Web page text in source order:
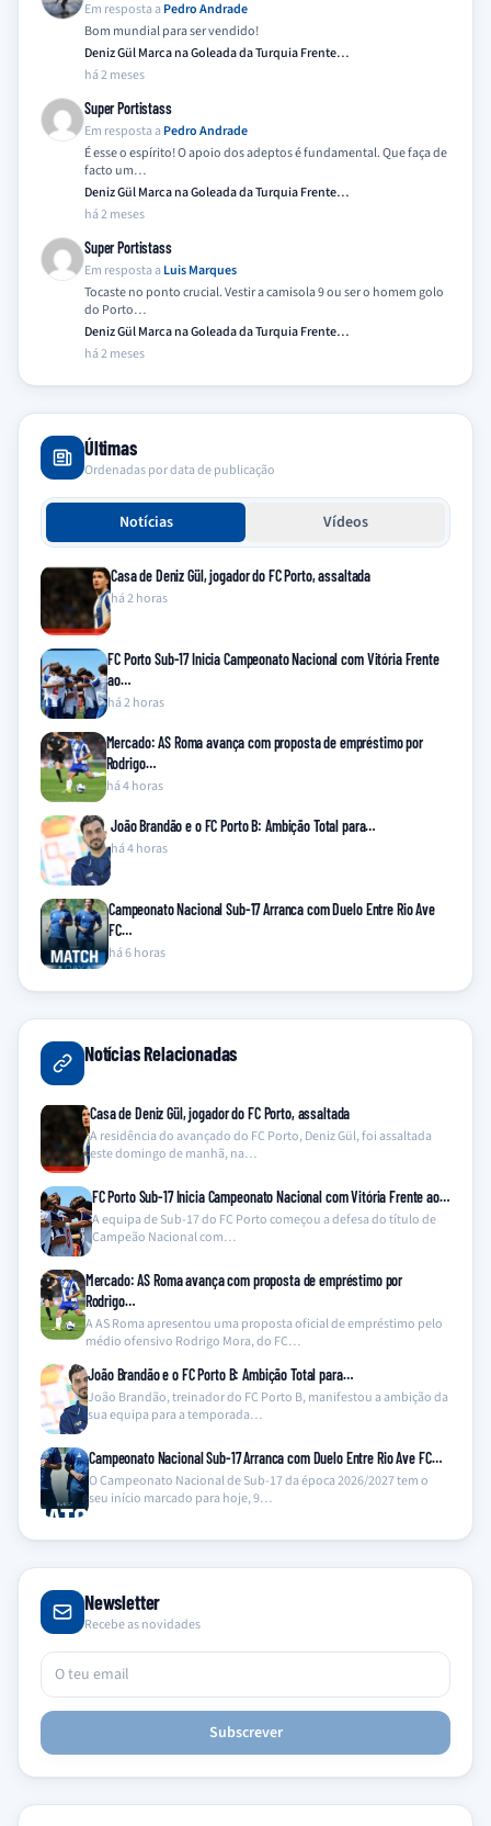
Em resposta a Pedro Andrade
Bom mundial para ser vendido!
Deniz Gül Marca na Goleada da Turquia Frente…
há 2 meses
Super Portistass
Em resposta a Pedro Andrade
É esse o espírito! O apoio dos adeptos é fundamental. Que faça de
facto um…
Deniz Gül Marca na Goleada da Turquia Frente…
há 2 meses
Super Portistass
Em resposta a Luis Marques
Tocaste no ponto crucial. Vestir a camisola 9 ou ser o homem golo
do Porto…
Deniz Gül Marca na Goleada da Turquia Frente…
há 2 meses
Últimas
Ordenadas por data de publicação
Notícias Vídeos
Casa de Deniz Gül, jogador do FC Porto, assaltada
há 2 horas
FC Porto Sub-17 Inicia Campeonato Nacional com Vitória Frente
ao…
há 2 horas
Mercado: AS Roma avança com proposta de empréstimo por
Rodrigo…
há 4 horas
João Brandão e o FC Porto B: Ambição Total para…
há 4 horas
Campeonato Nacional Sub-17 Arranca com Duelo Entre Rio Ave
FC…
há 6 horas
Notícias Relacionadas
Casa de Deniz Gül, jogador do FC Porto, assaltada
A residência do avançado do FC Porto, Deniz Gül, foi assaltada
este domingo de manhã, na…
FC Porto Sub-17 Inicia Campeonato Nacional com Vitória Frente ao…
A equipa de Sub-17 do FC Porto começou a defesa do título de
Campeão Nacional com…
Mercado: AS Roma avança com proposta de empréstimo por
Rodrigo…
A AS Roma apresentou uma proposta oficial de empréstimo pelo
médio ofensivo Rodrigo Mora, do FC…
João Brandão e o FC Porto B: Ambição Total para…
João Brandão, treinador do FC Porto B, manifestou a ambição da
sua equipa para a temporada…
Campeonato Nacional Sub-17 Arranca com Duelo Entre Rio Ave FC…
O Campeonato Nacional de Sub-17 da época 2026/2027 tem o
seu início marcado para hoje, 9…
Newsletter
Recebe as novidades
Subscrever